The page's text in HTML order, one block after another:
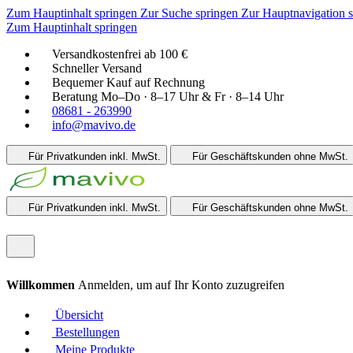
Zum Hauptinhalt springen Zur Suche springen Zur Hauptnavigation
Zum Hauptinhalt springen
Versandkostenfrei ab 100 €
Schneller Versand
Bequemer Kauf auf Rechnung
Beratung Mo–Do · 8–17 Uhr & Fr · 8–14 Uhr
08681 - 263990
info@mavivo.de
Für Privatkunden inkl. MwSt. Für Geschäftskunden ohne MwSt.
Für Privatkunden inkl. MwSt. Für Geschäftskunden ohne MwSt.
Willkommen Anmelden, um auf Ihr Konto zuzugreifen
Übersicht
Bestellungen
Meine Produkte